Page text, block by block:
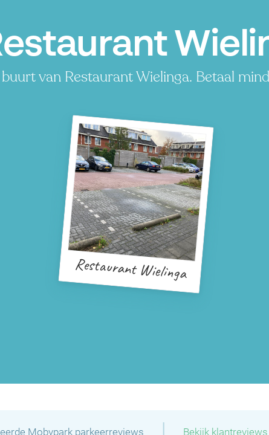
van Restaurant Wielinga. Betaal
Restaurant Wielinga
Mobypark parkeerreviews Bekijk